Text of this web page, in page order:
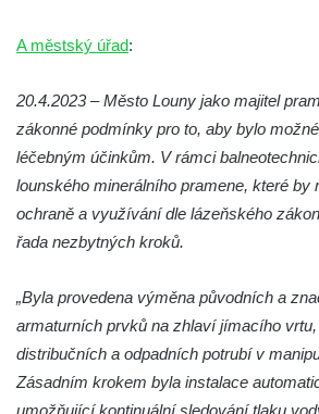
Pramen hraběnky Marie na Francouzské
Studna u kaple svatého Jana
Nepomuckého ve Vehlovicích
Pavlova studánka u silnice v Dolním
Studánka před domem čp. 69 v Dolním
Prysku – Pryský pramen
Studánka u domu čp. 194 v severní části
Cvikova
Studánka Augenwasserquelle v údolí
Samoty mezi Cvikovem a Radvancem
A městský úřad:
20.4.2023 – Město Louny jako majitel
zákonné podmínky pro to, aby bylo
léčebným účinkům. V rámci
lounského minerálního pramene, které by
ochraně a využívání dle lázeňského
řada nezbytných kroků.
„Byla provedena výměna původních a
armaturních prvků na zhlaví jímacího
distribučních a odpadních potrubí v
Zásadním krokem byla instalace
umožňující kontinuální sledování tlaku